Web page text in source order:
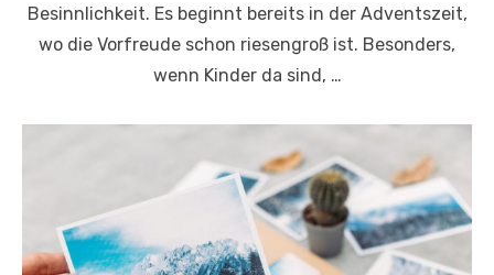
Besinnlichkeit. Es beginnt bereits in der Adventszeit,
wo die Vorfreude schon riesengroß ist. Besonders,
wenn Kinder da sind, …